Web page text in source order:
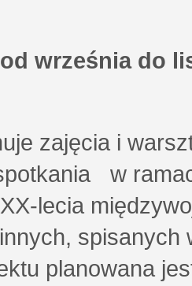
od września do
zajęcia i
w
lecia
planowana